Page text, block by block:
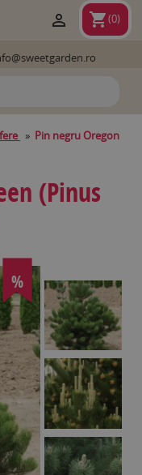
shopping_cart(0)

» Pin negru Oregon
(Pinus
%